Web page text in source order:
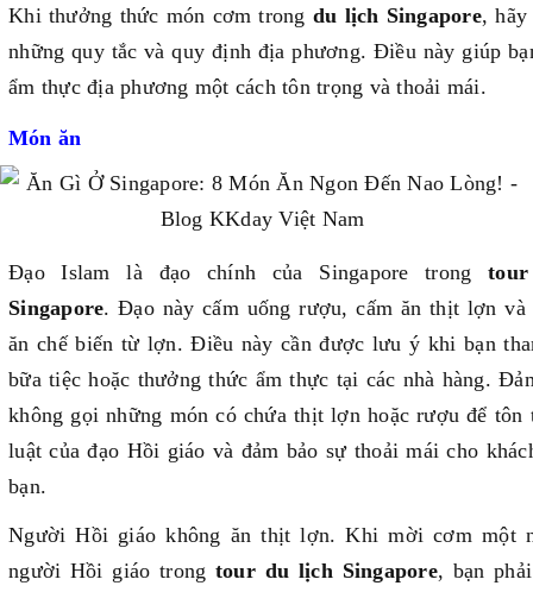
Khi thưởng thức món cơm trong du lịch Singapore, hãy
những quy tắc và quy định địa phương. Điều này giúp
ẩm thực địa phương một cách tôn trọng và thoải mái.
Món ăn
Đạo Islam là đạo chính của Singapore trong
Singapore. Đạo này cấm uống rượu, cấm ăn thịt lợn và
ăn chế biến từ lợn. Điều này cần được lưu ý khi bạn
bữa tiệc hoặc thưởng thức ẩm thực tại các nhà hàng.
không gọi những món có chứa thịt lợn hoặc rượu để tôn
luật của đạo Hồi giáo và đảm bảo sự thoải mái cho
bạn.
Người Hồi giáo không ăn thịt lợn. Khi mời cơm một
người Hồi giáo trong tour du lịch Singapore, bạn